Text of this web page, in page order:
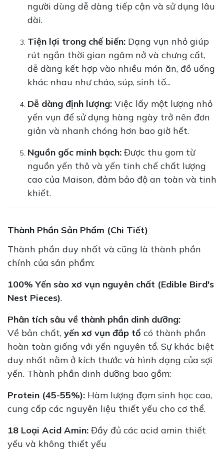
người dùng dễ dàng tiếp cận và sử dụng lâu
dài.
Tiện lợi trong chế biến: Dạng vụn nhỏ giúp
rút ngắn thời gian ngâm nở và chưng cất,
dễ dàng kết hợp vào nhiều món ăn, đồ uống
khác nhau như cháo, súp, sinh tố...
Dễ dàng định lượng: Việc lấy một lượng nhỏ
yến vụn để sử dụng hàng ngày trở nên đơn
giản và nhanh chóng hơn bao giờ hết.
Nguồn gốc minh bạch: Được thu gom từ
nguồn yến thô và yến tinh chế chất lượng
cao của Maison, đảm bảo độ an toàn và tinh
khiết.
Thành Phần Sản Phẩm (Chi Tiết)
Thành phần duy nhất và cũng là thành phần
chính của sản phẩm:
100% Yến sào xơ vụn nguyên chất (Edible Bird's
Nest Pieces).
Phân tích sâu về thành phần dinh dưỡng:
Về bản chất, yến xơ vụn đắp tổ có thành phần
hoàn toàn giống với yến nguyên tổ. Sự khác biệt
duy nhất nằm ở kích thước và hình dạng của sợi
yến. Thành phần dinh dưỡng bao gồm:
Protein (45-55%): Hàm lượng đạm sinh học cao,
cung cấp các nguyên liệu thiết yếu cho cơ thể.
18 Loại Acid Amin: Đầy đủ các acid amin thiết
yếu và không thiết yếu